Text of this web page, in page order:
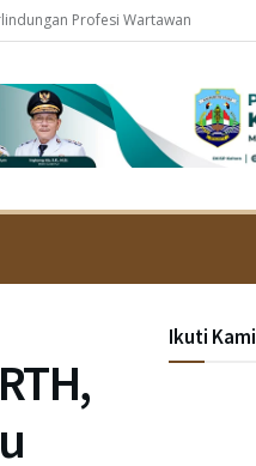
Profesi Wartawan
Ikuti Kami